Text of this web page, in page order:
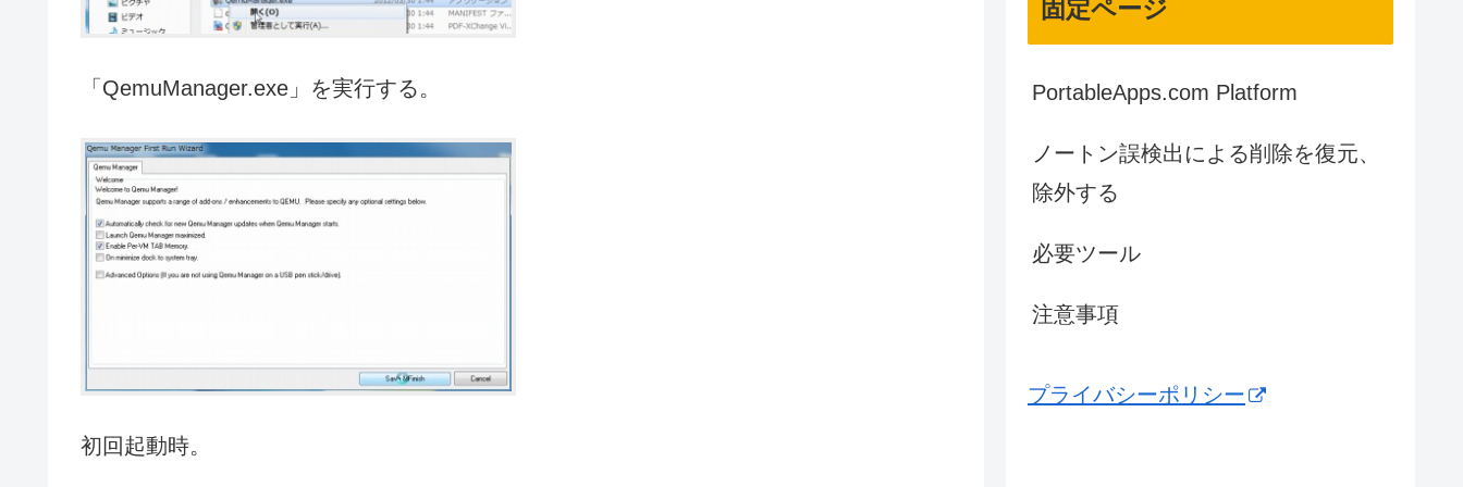
「QemuManager.exe」を実行する。
初回起動時。
固定ページ
PortableApps.com Platform
ノートン誤検出による削除を復元、
除外する
必要ツール
注意事項
プライバシーポリシー